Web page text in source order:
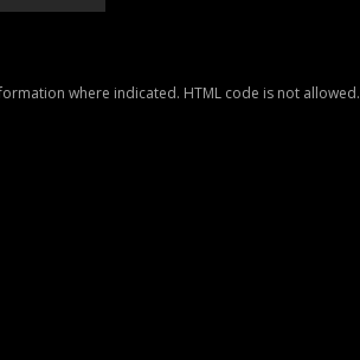
where indicated. HTML code is not allowed.